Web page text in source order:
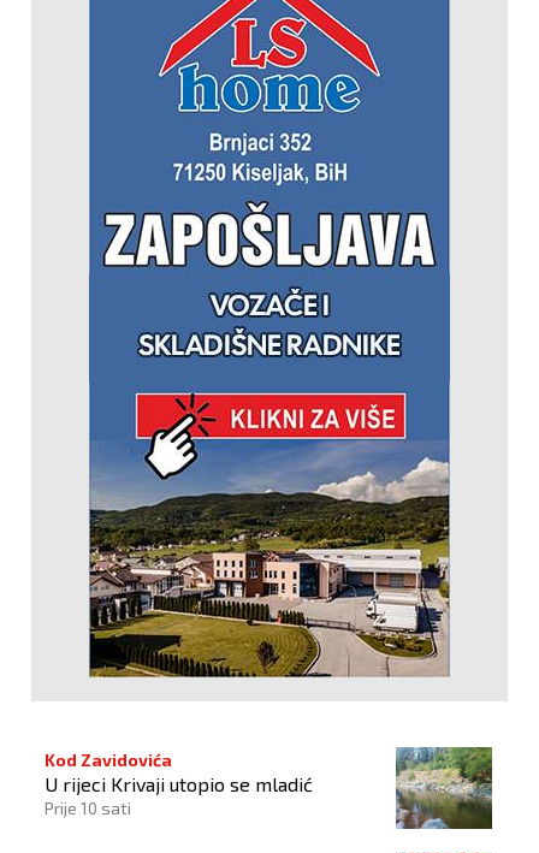
Kod Zavidovića
U rijeci Krivaji utopio se mladić
Prije 10 sati